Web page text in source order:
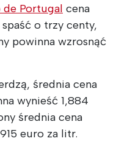
Portugal cena
o trzy centy,
powinna wzrosnąć
średnia cena
wynieść 1,884
średnia cena
euro za litr.